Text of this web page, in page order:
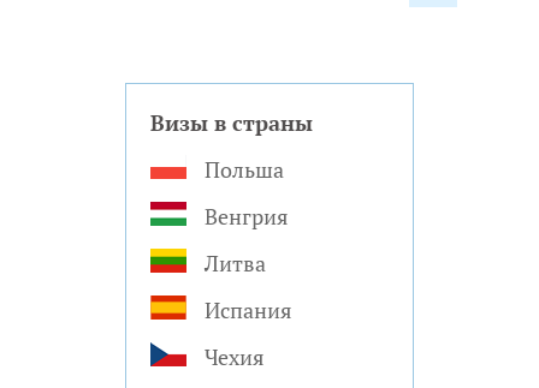
Визы в страны
Польша
Венгрия
Литва
Испания
Чехия